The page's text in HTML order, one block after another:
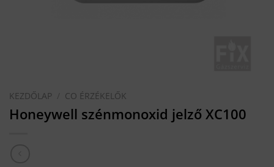
KEZDŐLAP CO ÉRZÉKELŐK
Honeywell szénmonoxid jelző XC100